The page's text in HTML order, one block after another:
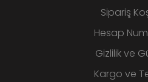
Sipariş
Hesap
Gizlilik ve
Kargo ve